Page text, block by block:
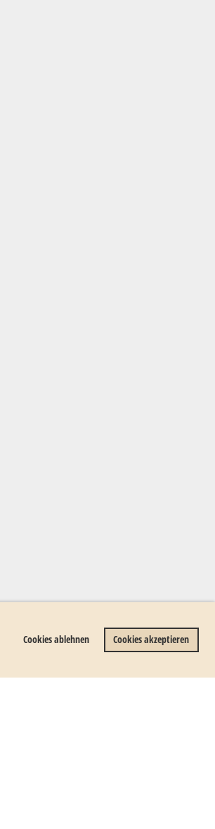
Cookies ablehnen Cookies akzeptieren